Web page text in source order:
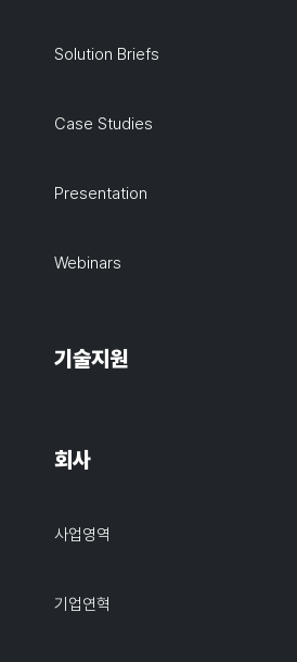
Solution Briefs
Case Studies
Presentation
Webinars
기술지원
회사
사업영역
기업연혁